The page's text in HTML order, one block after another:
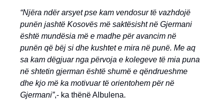
“Njëra ndër arsyet pse kam vendosur të vazhdojë
punën jashtë Kosovës më saktësisht në Gjermani
është mundësia më e madhe për avancim në
punën që bëj si dhe kushtet e mira në punë. Me aq
sa kam dëgjuar nga përvoja e kolegeve të mia puna
në shtetin gjerman është shumë e qëndrueshme
dhe kjo më ka motivuar të orientohem për në
Gjermani”,- ka thënë Albulena.